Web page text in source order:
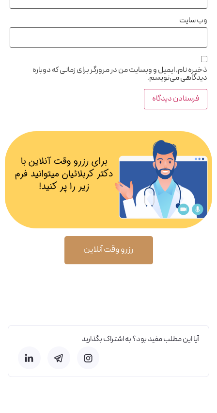
وب‌ سایت
ذخیره نام، ایمیل و وبسایت من در مرورگر برای زمانی که دوباره
دیدگاهی می‌نویسم.
رزرو وقت آنلاین
آیا این مطلب مفید بود؟ به اشتراک بگذارید